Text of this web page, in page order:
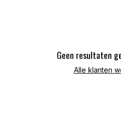
Geen resultaten
Alle klanten